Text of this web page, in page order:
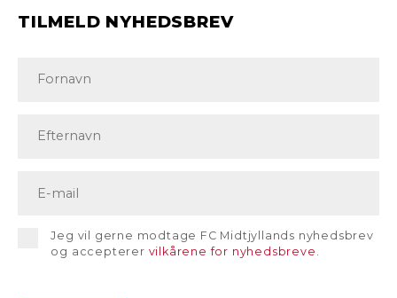
TILMELD NYHEDSBREV
Jeg vil gerne modtage FC Midtjyllands nyhedsbrev
og accepterer vilkårene for nyhedsbreve .